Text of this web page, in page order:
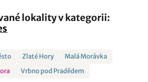
lokality v kategorii:
Zlaté Hory
Malá Morávka
Vrbno pod Pradědem